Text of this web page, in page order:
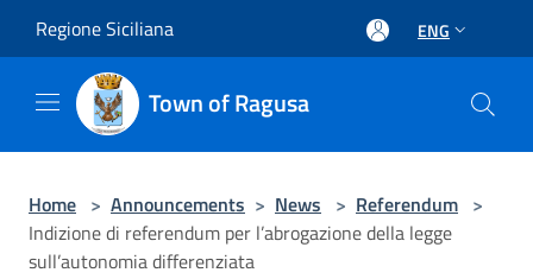
Regione Siciliana ENG
Town of Ragusa
Home > Announcements > News > Referendum >
Indizione di referendum per l’abrogazione della legge
sull’autonomia differenziata